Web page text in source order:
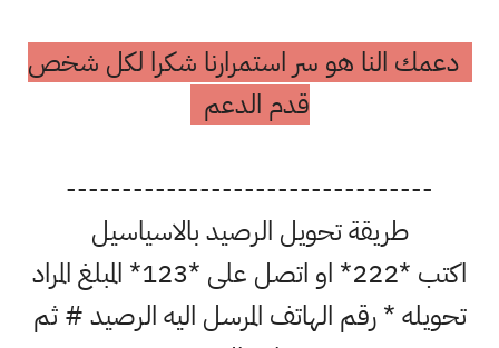
دعمك النا هو سر استمرارنا شكرا لكل شخص
قدم الدعم
---------------------------------
طريقة تحويل الرصيد بالاسياسيل
اكتب *222* او اتصل على *123* المبلغ المراد
تحويله * رقم الهاتف المرسل اليه الرصيد # ثم